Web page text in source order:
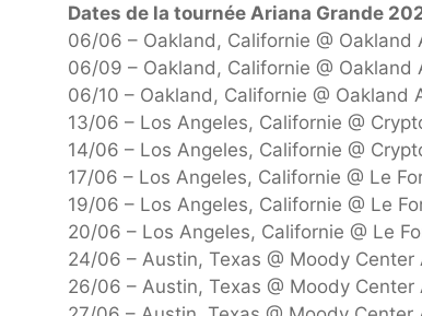
Dates de la tournée Ariana Grande
06/06 – Oakland, Californie @ Oakland
06/09 – Oakland, Californie @ Oakland
06/10 – Oakland, Californie @ Oakland
13/06 – Los Angeles, Californie @
14/06 – Los Angeles, Californie @
17/06 – Los Angeles, Californie @ Le
19/06 – Los Angeles, Californie @ Le
20/06 – Los Angeles, Californie @ Le
24/06 – Austin, Texas @ Moody Center
26/06 – Austin, Texas @ Moody Center